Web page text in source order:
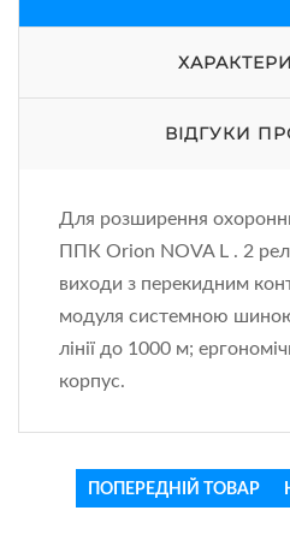
ВІДГУКИ
Для розширення
ППК Orion NOVA L . 2
виходи з перекидним
модуля системною
лінії до 1000 м;
корпус.
ПОПЕРЕДНІЙ ТОВАР